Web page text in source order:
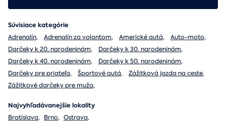
Súvisiace kategórie
Adrenalín, Adrenalín za volantom, Americké autá, Auto-moto,
Darčeky k 20. narodeninám, Darčeky k 30. narodeninám,
Darčeky k 40. narodeninám, Darčeky k 50. narodeninám,
Darčeky pre priateľa, Športové autá, Zážitková jazda na ceste,
Zážitkové darčeky pre muža,
Najvyhľadávanejšie lokality
Bratislava, Brno, Ostrava,